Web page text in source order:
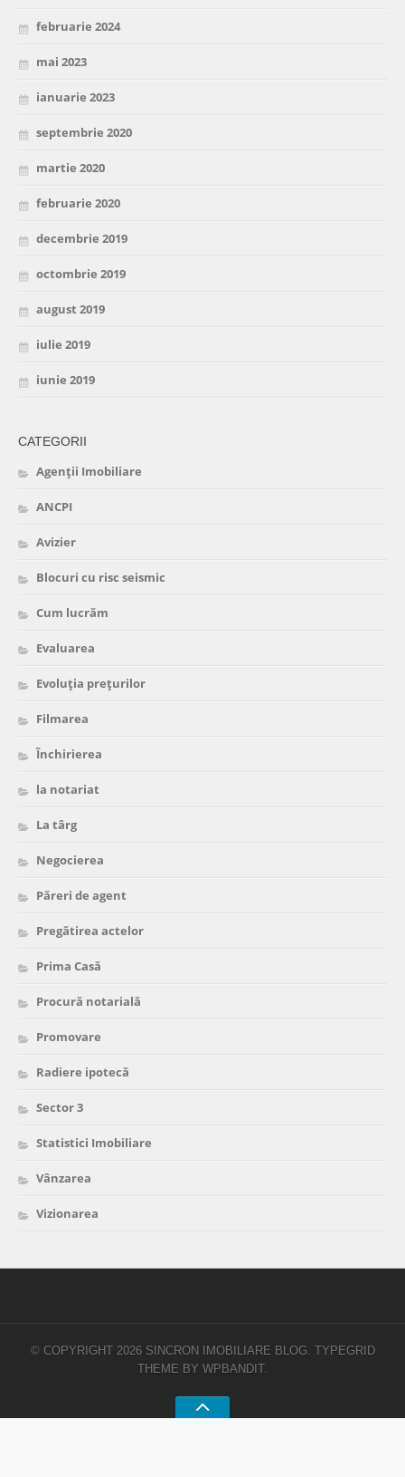
februarie 2024
mai 2023
ianuarie 2023
septembrie 2020
martie 2020
februarie 2020
decembrie 2019
octombrie 2019
august 2019
iulie 2019
iunie 2019
CATEGORII
Agenții Imobiliare
ANCPI
Avizier
Blocuri cu risc seismic
Cum lucrăm
Evaluarea
Evoluția prețurilor
Filmarea
Închirierea
la notariat
La târg
Negocierea
Păreri de agent
Pregătirea actelor
Prima Casă
Procură notarială
Promovare
Radiere ipotecă
Sector 3
Statistici Imobiliare
Vânzarea
Vizionarea
© COPYRIGHT 2026 SINCRON IMOBILIARE BLOG. TYPEGRID
THEME BY WPBANDIT.